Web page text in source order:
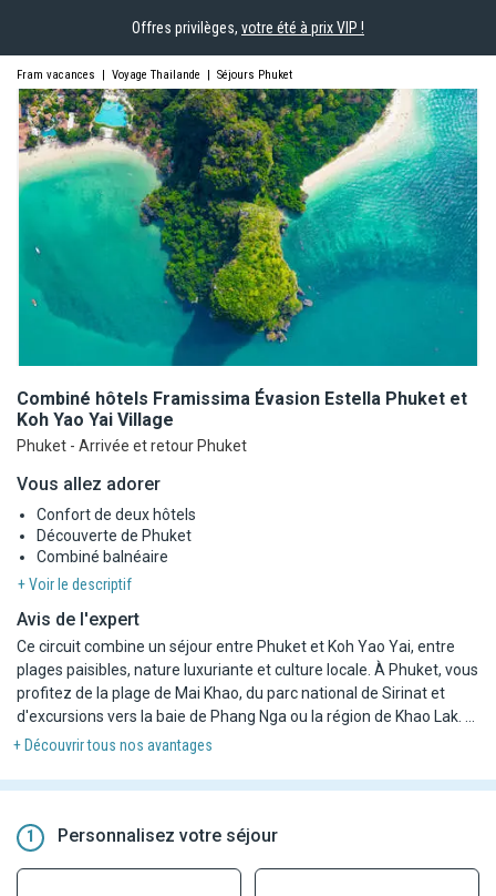
Offres privilèges, votre été à prix VIP !
Fram vacances | Voyage Thailande | Séjours Phuket
Combiné hôtels Framissima Évasion Estella Phuket et
Koh Yao Yai Village
Phuket - Arrivée et retour Phuket
Vous allez adorer
Confort de deux hôtels
Découverte de Phuket
Combiné balnéaire
+ Voir le descriptif
Avis de l'expert
Ce circuit combine un séjour entre Phuket et Koh Yao Yai, entre
plages paisibles, nature luxuriante et culture locale. À Phuket, vous
profitez de la plage de Mai Khao, du parc national de Sirinat et
d'excursions vers la baie de Phang Nga ou la région de Khao Lak. À
Koh Yao Yai, place à la détente, au kayak dans les mangroves, au
+ Découvrir tous nos avantages
1 Personnalisez votre séjour